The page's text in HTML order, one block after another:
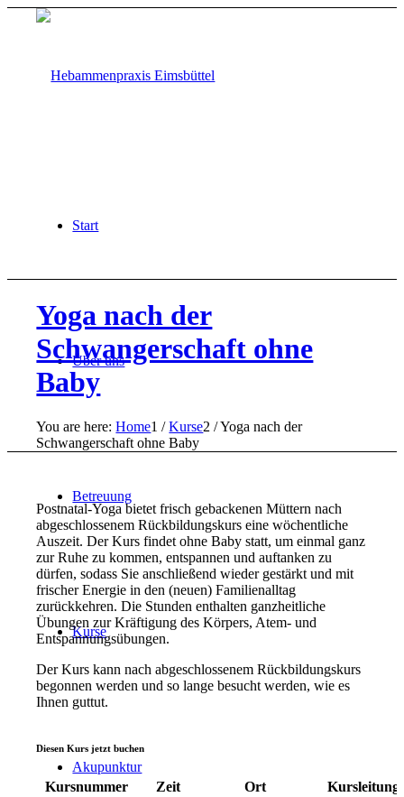
Start
Über uns
Betreuung
Kurse
Akupunktur
Yoga nach der
Schwangerschaft ohne
Baby
You are here: Home1 / Kurse2 /Yoga nach der
Schwangerschaft ohne Baby
Postnatal-Yoga bietet frisch gebackenen Müttern nach
abgeschlossenem Rückbildungskurs eine wöchentliche
Auszeit. Der Kurs findet ohne Baby statt, um einmal ganz
zur Ruhe zu kommen, entspannen und auftanken zu
dürfen, sodass Sie anschließend wieder gestärkt und mit
frischer Energie in den (neuen) Familienalltag
zurückkehren. Die Stunden enthalten ganzheitliche
Übungen zur Kräftigung des Körpers, Atem- und
Entspannungsübungen.
Der Kurs kann nach abgeschlossenem Rückbildungskurs
begonnen werden und so lange besucht werden, wie es
Ihnen guttut.
Diesen Kurs jetzt buchen
Kursnummer Zeit Ort Kursleitung